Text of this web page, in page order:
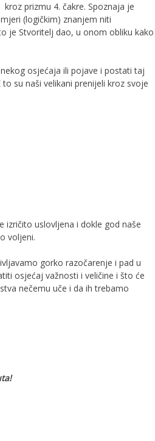
kroz prizmu 4. čakre. Spoznaja je
(logičkim) znanjem niti
je Stvoritelj dao, u onom obliku kako
osjećaja ili pojave i postati taj
su naši velikani prenijeli kroz svoje
izričito uslovljena i dokle god naše
voljeni.
gorko razočarenje i pad u
osjećaj važnosti i veličine i što će
nečemu uče i da ih trebamo